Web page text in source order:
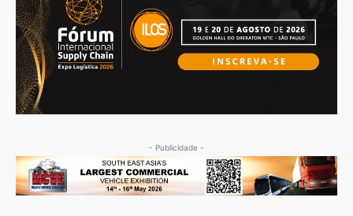
- Publicidade -